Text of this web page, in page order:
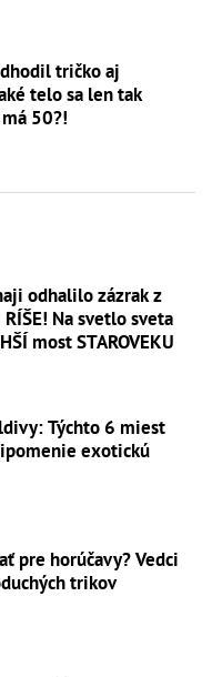
tričko aj
telo sa len tak
50?!
odhalilo zázrak z
RÍŠE! Na svetlo sveta
most STAROVEKU
Týchto 6 miest
exotickú
pre horúčavy? Vedci
trikov